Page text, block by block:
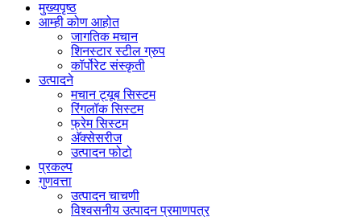
मुख्यपृष्ठ
आम्ही कोण आहोत
जागतिक मचान
शिनस्टार स्टील ग्रुप
कॉर्पोरेट संस्कृती
उत्पादने
मचान ट्यूब सिस्टम
रिंगलॉक सिस्टम
फ्रेम सिस्टम
अ‍ॅक्सेसरीज
उत्पादन फोटो
प्रकल्प
गुणवत्ता
उत्पादन चाचणी
विश्वसनीय उत्पादन प्रमाणपत्र